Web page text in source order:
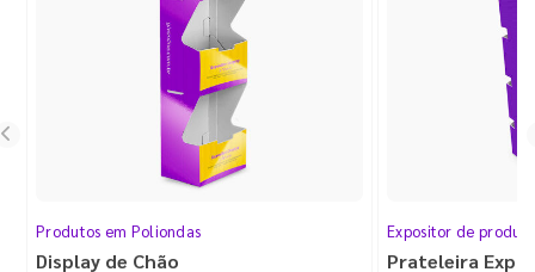
Produtos em Poliondas
Display de Chão
Expositor de
Prateleira